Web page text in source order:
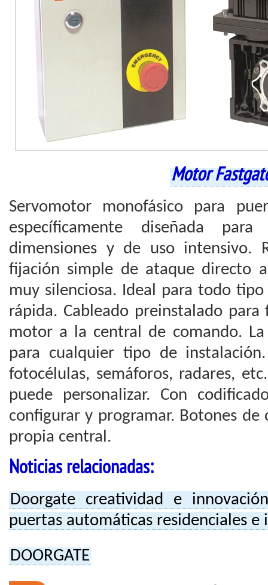
Motor
Servomotor monofásico para
específicamente diseñada
dimensiones y de uso intensivo.
fijación simple de ataque directo
muy silenciosa. Ideal para todo
rápida. Cableado preinstalado
motor a la central de comando.
para cualquier tipo de
fotocélulas, semáforos, radares,
puede personalizar. Con
configurar y programar. Botones
propia central.
Noticias relacionadas:
Doorgate creatividad e
puertas automáticas residenciales e
DOORGATE